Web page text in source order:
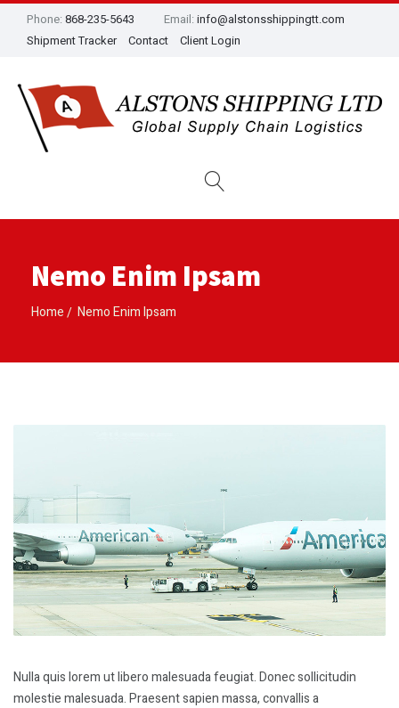
Phone: 868-235-5643 Email: info@alstonsshippingtt.com
Shipment Tracker
Contact Client Login
Nemo Enim Ipsam
Home Nemo Enim Ipsam
Nulla quis lorem ut libero malesuada feugiat. Donec sollicitudin
molestie malesuada. Praesent sapien massa, convallis a